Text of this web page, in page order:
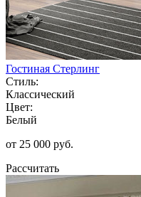
Гостиная Стерлинг
Стиль:
Классический
Цвет:
Белый
от 25 000 руб.
Рассчитать